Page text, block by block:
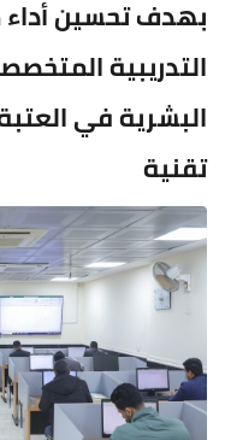
بهدف تحسين أداء
التدريبية
البشرية في
تقنية